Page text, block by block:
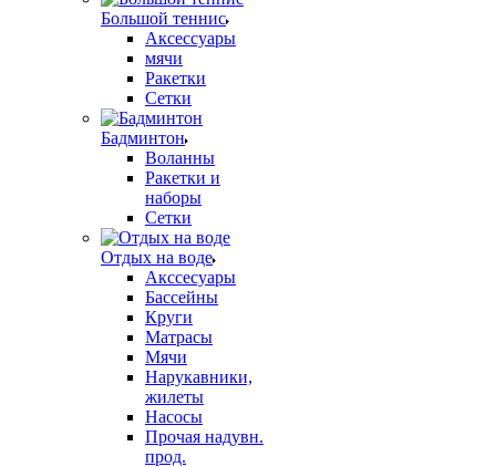
Большой теннис
Аксессуары
мячи
Ракетки
Сетки
Бадминтон
Воланны
Ракетки и
наборы
Сетки
Отдых на воде
Акссесуары
Бассейны
Круги
Матрасы
Мячи
Нарукавники,
жилеты
Насосы
Прочая надувн.
прод.